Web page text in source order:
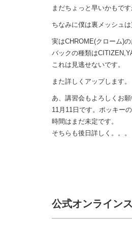
まだちょっと早いかもで
ちなみに僕は裏メッシュ
実はCHROME(クローム)
バックの種類は
これは見逃せないです。
また詳しくアップします。
あ、講習会もよろしくお願
11月11日です。ポッキーの
時間はまだ未定です。
そちらも後日詳しく。。。
公式オンライン